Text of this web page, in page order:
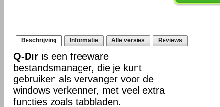
Beschrijving Informatie Alle versies Reviews
Q-Dir is een freeware
bestandsmanager, die je kunt
gebruiken als vervanger voor de
windows verkenner, met veel extra
functies zoals tabbladen.